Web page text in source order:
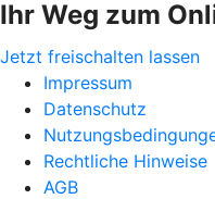
Ihr Weg zum
Jetzt freischalten lassen
Impressum
Datenschutz
Rechtliche Hinweise
AGB